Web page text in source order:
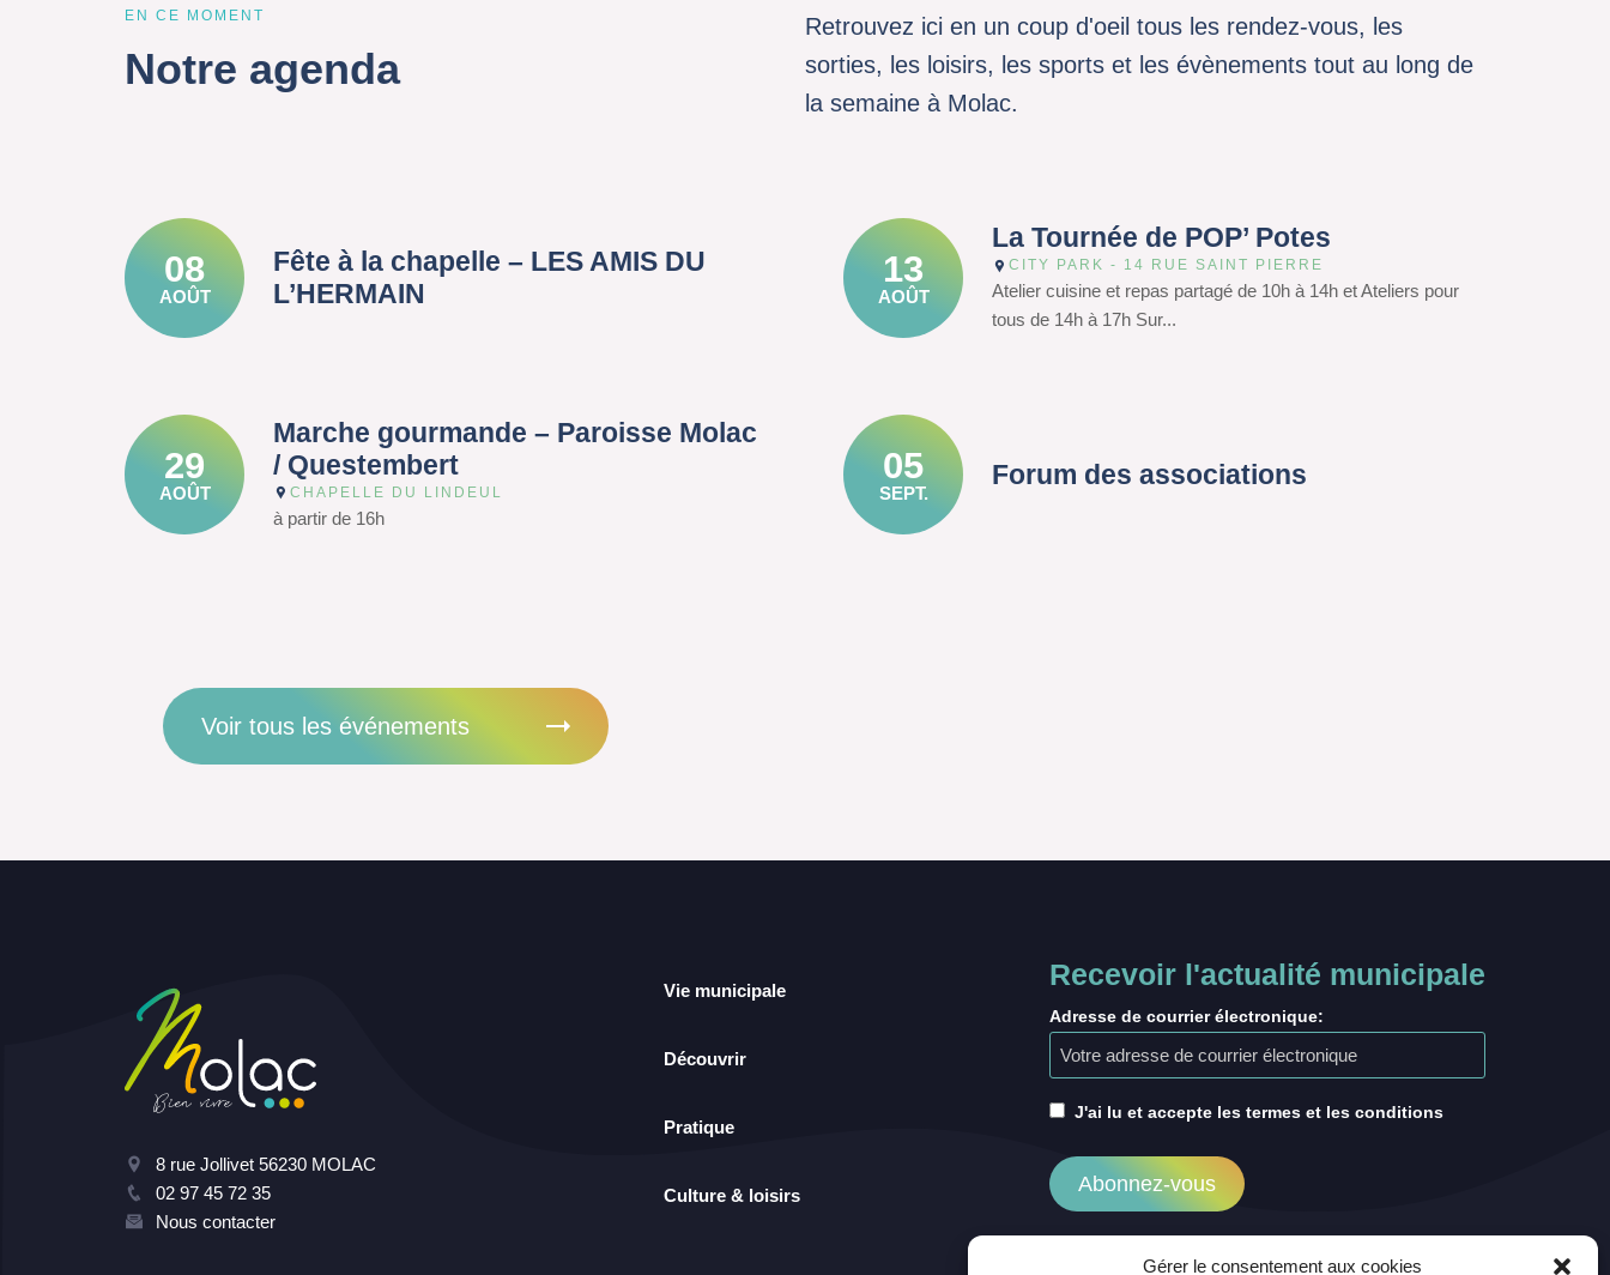
Gérer le consentement aux cookies
EN CE MOMENT
Notre agenda
Retrouvez ici en un coup d'oeil tous les rendez-vous, les
sorties, les loisirs, les sports et les évènements tout au long de
la semaine à Molac.
08
AOÛT
Fête à la chapelle – LES AMIS DU
L’HERMAIN
13
AOÛT
La Tournée de POP’ Potes
CITY PARK - 14 RUE SAINT PIERRE
Atelier cuisine et repas partagé de 10h à 14h et Ateliers pour
tous de 14h à 17h Sur...
29
AOÛT
Marche gourmande – Paroisse Molac
/ Questembert
CHAPELLE DU LINDEUL
à partir de 16h
05
SEPT.
Forum des associations
Voir tous les événements
8 rue Jollivet 56230 MOLAC
02 97 45 72 35
Nous contacter
Vie municipale
Découvrir
Pratique
Culture & loisirs
Recevoir l'actualité municipale
Adresse de courrier électronique:
J'ai lu et accepte les termes et les conditions